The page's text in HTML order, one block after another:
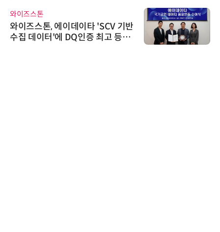
와이즈스톤
와이즈스톤, 에이데이타 'SCV 기반
수집 데이터'에 DQ인증 최고 등급